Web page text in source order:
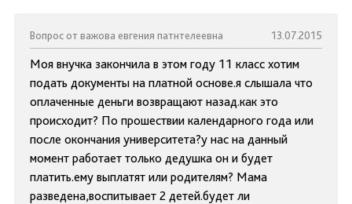
Вопрос от важова евгения патнтелеевна 13.07.2015
Моя внучка закончила в этом году 11 класс хотим
подать документы на платной основе.я слышала что
оплаченные деньги возвращают назад.как это
происходит? По прошествии календарного года или
после окончания университета?у нас на данный
момент работает только дедушка он и будет
платить.ему выплатят или родителям? Мама
разведена,воспитывает 2 детей.будет ли